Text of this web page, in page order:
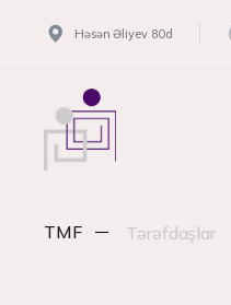
Həsən Əliyev 80d
TMF Tərəfdaşlar